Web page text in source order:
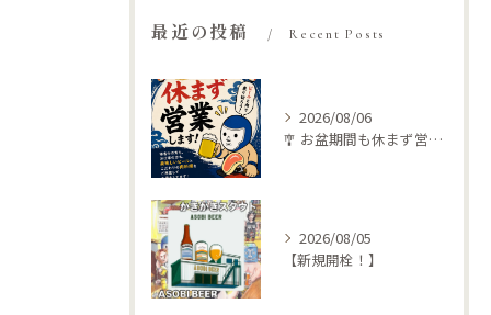
最近の投稿 Recent Posts
2026/08/06
🎐 お盆期間も休まず営業します！ 🍺🥩
2026/08/05
【新規開栓！】